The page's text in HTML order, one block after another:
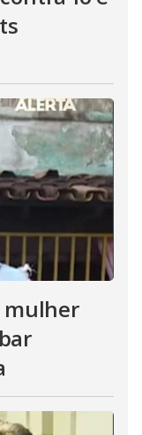
mulher